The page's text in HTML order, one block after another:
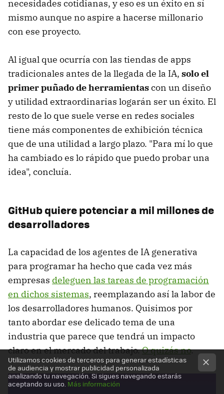
necesidades cotidianas, y eso es un éxito en sí
mismo aunque no aspire a hacerse millonario
con ese proyecto.
Al igual que ocurría con las tiendas de apps
tradicionales antes de la llegada de la IA, solo el
primer puñado de herramientascon un diseño
y utilidad extraordinarias logarán ser un éxito. El
resto de lo que suele verse en redes sociales
tiene más componentes de exhibición técnica
que de una utilidad a largo plazo. "Para mí lo que
ha cambiado es lo rápido que puedo probar una
idea", concluía.
GitHub quiere potenciar a mil millones de
desarrolladores
La capacidad de los agentes de IA generativa
para programar ha hecho que cada vez más
empresas deleguen las tareas de programación
en dichos sistemas, reemplazando así la labor de
los desarrolladores humanos. Quisimos por
tanto abordar ese delicado tema de una
industria que parece que tendrá un impacto
claro en el mercado del trabajo.O quizás no.
Utilizamos cookies de terceros para generar estadísticas
de audiencia y mostrar publicidad personalizada
analizando tu navegación. Si sigues navegando estarás
aceptando su uso. Más información